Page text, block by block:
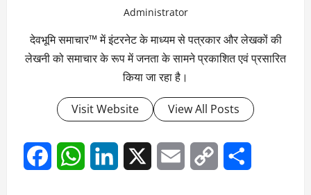
Administrator
देवभूमि समाचार™ में इंटरनेट के माध्यम से पत्रकार और लेखकों की
लेखनी को समाचार के रूप में जनता के सामने प्रकाशित एवं प्रसारित
किया जा रहा है।
Visit Website View All Posts
FacebookWhatsAppLinkedIn Email
Copy